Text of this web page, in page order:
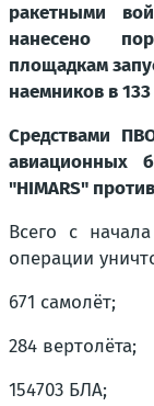
ракетными
нанесено
площадкам
наемников в
Средствами
авиационных
"HIMARS"
Всего с
операции
671 самолёт;
284 вертолёта;
154703 БЛА;